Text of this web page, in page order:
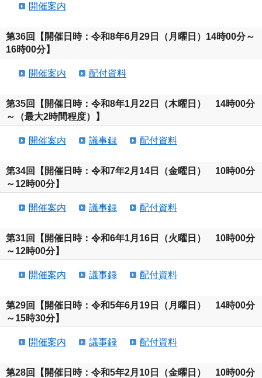
開催案内
第36回【開催日時：令和8年6月29日（月曜日）14時00分～
16時00分】
開催案内 配付資料
第35回【開催日時：令和8年1月22日（木曜日） 14時00分
～（最大2時間程度）】
開催案内 議事録 配付資料
第34回【開催日時：令和7年2月14日（金曜日） 10時00分
～12時00分】
開催案内 議事録 配付資料
第31回【開催日時：令和6年1月16日（火曜日） 10時00分
～12時00分】
開催案内 議事録 配付資料
第29回【開催日時：令和5年6月19日（月曜日） 14時00分
～15時30分】
開催案内 議事録 配付資料
第28回【開催日時：令和5年2月10日（金曜日） 10時00分